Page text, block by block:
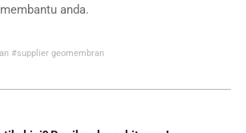
anda.
#supplier geomembran